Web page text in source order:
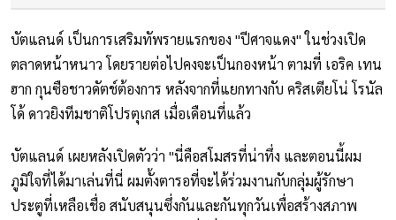
บัตแลนด์ เป็นการเสริมทัพรายแรกของ "ปีศาจแดง" ในช่วงเปิด
ตลาดหน้าหนาว โดยรายต่อไปคงจะเป็นกองหน้า ตามที่ เอริค เทน
ฮาก กุนซือชาวดัตช์ต้องการ หลังจากที่แยกทางกับ คริสเตียโน่ โรนัล
โด้ ดาวยิงทีมชาติโปรตุเกส เมื่อเดือนที่แล้ว
บัตแลนด์ เผยหลังเปิดตัวว่า "นี่คือสโมสรที่น่าทึ่ง และตอนนี้ผม
ภูมิใจที่ได้มาเล่นที่นี่ ผมตั้งตารอที่จะได้ร่วมงานกับกลุ่มผู้รักษา
ประตูที่เหลือเชื่อ สนับสนุนซึ่งกันและกันทุกวันเพื่อสร้างสภาพ